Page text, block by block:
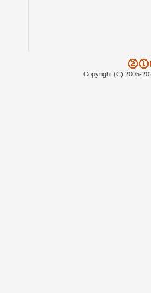
Copyright (C) 2005-